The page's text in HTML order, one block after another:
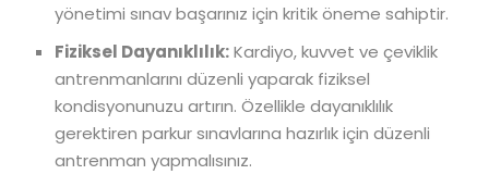
yönetimi sınav başarınız için kritik öneme sahiptir.
Fiziksel Dayanıklılık:Kardiyo, kuvvet ve çeviklik
antrenmanlarını düzenli yaparak fiziksel
kondisyonunuzu artırın. Özellikle dayanıklılık
gerektiren parkur sınavlarına hazırlık için düzenli
antrenman yapmalısınız.